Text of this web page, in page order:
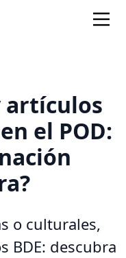
artículos
el POD:
o culturales,
BDE: descubra